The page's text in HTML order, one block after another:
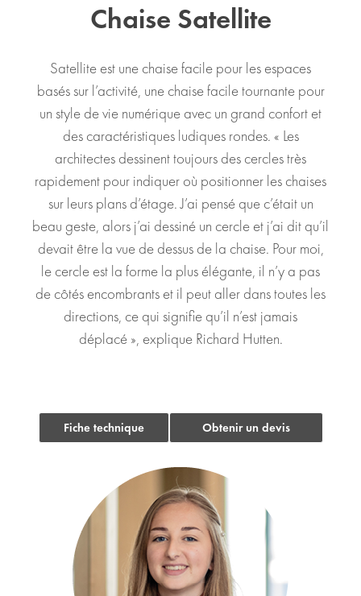
Chaise Satellite
Satellite est une chaise facile pour les espaces
basés sur l’activité, une chaise facile tournante pour
un style de vie numérique avec un grand confort et
des caractéristiques ludiques rondes. « Les
architectes dessinent toujours des cercles très
rapidement pour indiquer où positionner les chaises
sur leurs plans d’étage. J’ai pensé que c’était un
beau geste, alors j’ai dessiné un cercle et j’ai dit qu’il
devait être la vue de dessus de la chaise. Pour moi,
le cercle est la forme la plus élégante, il n’y a pas
de côtés encombrants et il peut aller dans toutes les
directions, ce qui signifie qu’il n’est jamais
déplacé », explique Richard Hutten.
Fiche technique Obtenir un devis